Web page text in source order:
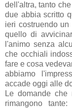
dell'altra, tanto
due abbia scritto
ieri costruendo
quello di
l'animo senza
che occhiali
fare e cosa
abbiamo
accade oggi alle
Le domande che
rimangono